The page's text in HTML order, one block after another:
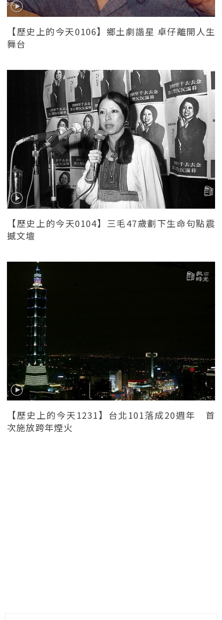
【歷史上的今天0106】鄉土劇諧星 卓仔離開人生
舞台
【歷史上的今天0104】三毛47歲劃下生命句點震
撼文壇
【歷史上的今天1231】台北101落成20週年 首
次施放跨年煙火